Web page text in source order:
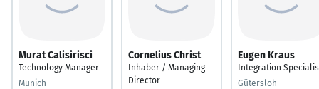
Murat Calisirisci
Technology Manager
Munich
Cornelius Christ
Inhaber / Managing
Director
Eugen Kraus
Integration
Gütersloh